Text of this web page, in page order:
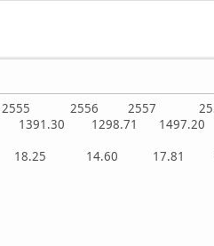
2556 2557
1391.30 1298.71
14.60 17.81